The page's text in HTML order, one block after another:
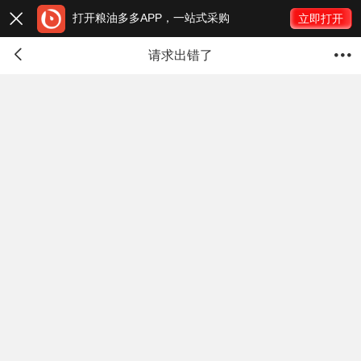
 打开粮油多多APP，一站式采购 立即打开
 请求出错了 